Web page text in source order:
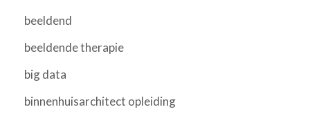
beeldend
beeldende therapie
big data
binnenhuisarchitect opleiding